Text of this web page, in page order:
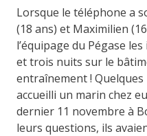
Lorsque le téléphone a
(18 ans) et Maximilien
l’équipage du Pégase
et trois nuits sur le
entraînement !
accueilli un marin chez
dernier 11 novembre à
leurs questions, ils